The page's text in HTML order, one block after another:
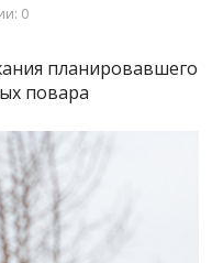
0
планировавшего
повара